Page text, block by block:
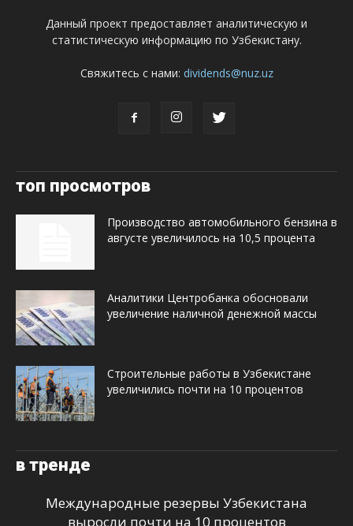
Данный проект предоставляет аналитическую и
статистическую информацию по Узбекистану.
Свяжитесь с нами: dividends@nuz.uz
топ просмотров
Производство автомобильного бензина в
августе увеличилось на 10,5 процента
Аналитики Центробанка обосновали
увеличение наличной денежной массы
Строительные работы в Узбекистане
увеличились почти на 10 процентов
в тренде
Международные резервы Узбекистана
выросли почти на 10 процентов